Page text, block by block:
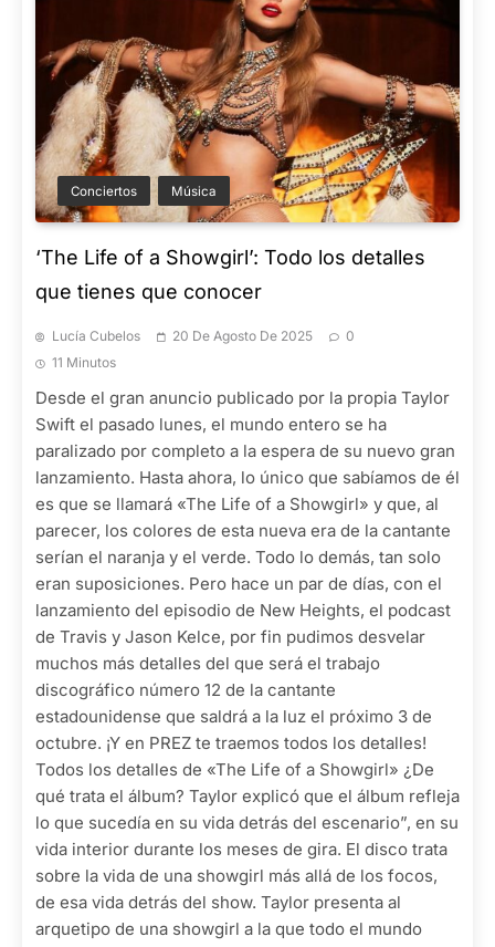
Conciertos Música
‘The Life of a Showgirl’: Todo los detalles
que tienes que conocer
Lucía Cubelos 20 De Agosto De 2025
0
11 Minutos
Desde el gran anuncio publicado por la propia Taylor
Swift el pasado lunes, el mundo entero se ha
paralizado por completo a la espera de su nuevo gran
lanzamiento. Hasta ahora, lo único que sabíamos de él
es que se llamará «The Life of a Showgirl» y que, al
parecer, los colores de esta nueva era de la cantante
serían el naranja y el verde. Todo lo demás, tan solo
eran suposiciones. Pero hace un par de días, con el
lanzamiento del episodio de New Heights, el podcast
de Travis y Jason Kelce, por fin pudimos desvelar
muchos más detalles del que será el trabajo
discográfico número 12 de la cantante
estadounidense que saldrá a la luz el próximo 3 de
octubre. ¡Y en PREZ te traemos todos los detalles!
Todos los detalles de «The Life of a Showgirl» ¿De
qué trata el álbum? Taylor explicó que el álbum refleja
lo que sucedía en su vida detrás del escenario”, en su
vida interior durante los meses de gira. El disco trata
sobre la vida de una showgirl más allá de los focos,
de esa vida detrás del show. Taylor presenta al
arquetipo de una showgirl a la que todo el mundo